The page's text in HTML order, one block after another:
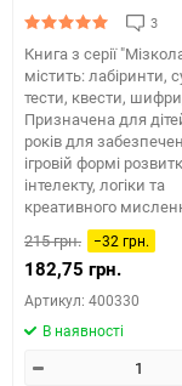
3
Книга з серії
містить: лабіринти,
тести, квести,
Призначена для
років для
ігровій формі
інтелекту, логіки та
креативного
215 грн.
−32 грн.
182,75 грн.
Артикул: 400330
В наявності